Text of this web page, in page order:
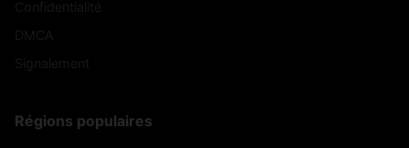
Régions populaires